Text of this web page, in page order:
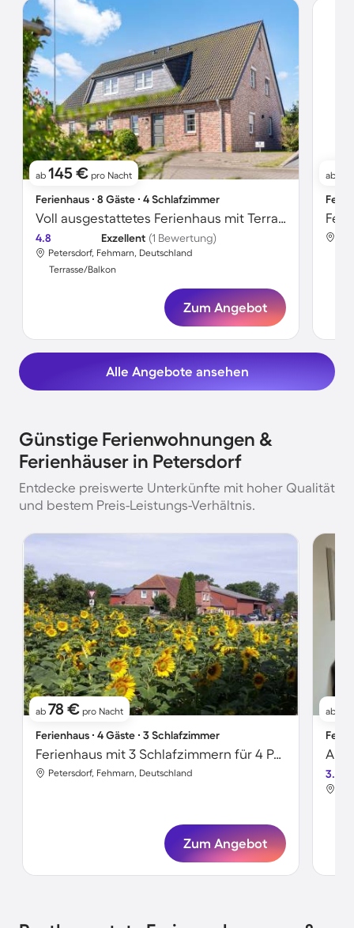
ab 145 € pro Nacht
Ferienhaus ∙ 8 Gäste ∙ 4 Schlafzimmer
Voll ausgestattetes Ferienhaus mit Terrasse und Garten
4.8 Exzellent (1 Bewertung)
Petersdorf, Fehmarn, Deutschland
Terrasse/Balkon
Zum Angebot
ab
Alle Angebote ansehen
Günstige Ferienwohnungen &
Ferienhäuser in Petersdorf
Entdecke preiswerte Unterkünfte mit hoher Qualität
und bestem Preis-Leistungs-Verhältnis.
ab 78 € pro Nacht
Ferienhaus ∙ 4 Gäste ∙ 3 Schlafzimmer
Ferienhaus mit 3 Schlafzimmern für 4 Personen
Petersdorf, Fehmarn, Deutschland
Zum Angebot
ab
3.3